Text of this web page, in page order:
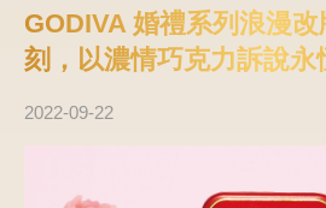
片裝禮
綜合巧
冰淇淋
GODIVA 婚禮系列浪漫
刻，以濃情巧克力訴說永
2022-09-22